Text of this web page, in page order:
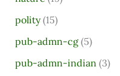
polity(15)
pub-admn-cg(5)
pub-admn-indian (3)